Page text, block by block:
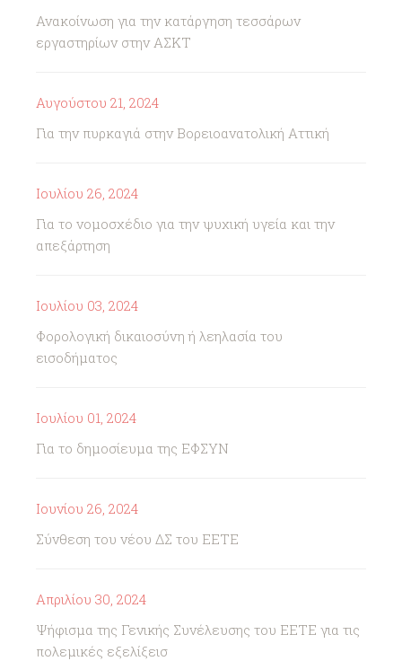
Ανακοίνωση για την κατάργηση τεσσάρων
εργαστηρίων στην ΑΣΚΤ
Αυγούστου 21, 2024
Για την πυρκαγιά στην Βορειοανατολική Αττική
Ιουλίου 26, 2024
Για το νομοσχέδιο για την ψυχική υγεία και την
απεξάρτηση
Ιουλίου 03, 2024
Φορολογική δικαιοσύνη ή λεηλασία του
εισοδήματος
Ιουλίου 01, 2024
Για το δημοσίευμα της ΕΦΣΥΝ
Ιουνίου 26, 2024
Σύνθεση του νέου ΔΣ του ΕΕΤΕ
Απριλίου 30, 2024
Ψήφισμα της Γενικής Συνέλευσης του ΕΕΤΕ για τις
πολεμικές εξελίξεισ